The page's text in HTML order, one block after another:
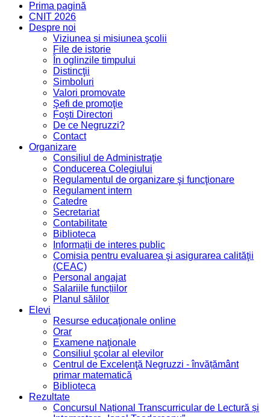
Prima pagină
CNIT 2026
Despre noi
Viziunea și misiunea şcolii
File de istorie
În oglinzile timpului
Distincţii
Simboluri
Valori promovate
Şefi de promoţie
Foşti Directori
De ce Negruzzi?
Contact
Organizare
Consiliul de Administraţie
Conducerea Colegiului
Regulamentul de organizare şi funcţionare
Regulament intern
Catedre
Secretariat
Contabilitate
Biblioteca
Informații de interes public
Comisia pentru evaluarea şi asigurarea calităţii
(CEAC)
Personal angajat
Salariile funcțiilor
Planul sălilor
Elevi
Resurse educaţionale online
Orar
Examene naţionale
Consiliul şcolar al elevilor
Centrul de Excelenţă Negruzzi - învățământ
primar matematică
Biblioteca
Rezultate
Concursul Național Transcurricular de Lectură și